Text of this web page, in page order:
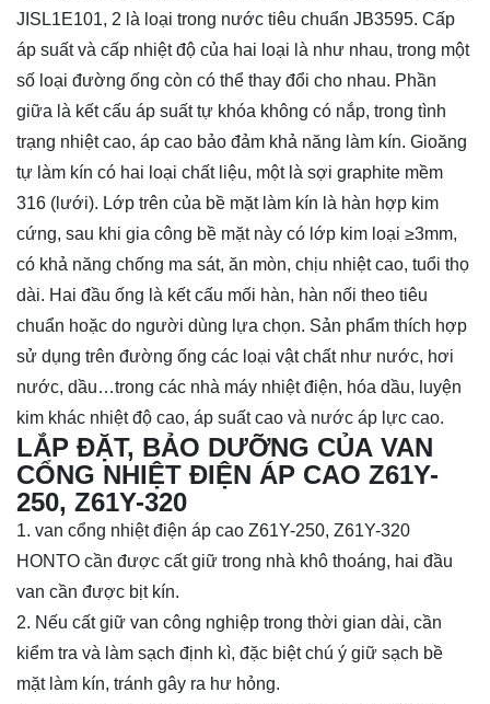
JISL1E101, 2 là loại trong nước tiêu chuẩn JB3595. Cấp
áp suất và cấp nhiệt độ của hai loại là như nhau, trong một
số loại đường ống còn có thể thay đổi cho nhau. Phần
giữa là kết cấu áp suất tự khóa không có nắp, trong tình
trạng nhiệt cao, áp cao bảo đảm khả năng làm kín. Gioăng
tự làm kín có hai loại chất liệu, một là sợi graphite mềm
316 (lưới). Lớp trên của bề mặt làm kín là hàn hợp kim
cứng, sau khi gia công bề mặt này có lớp kim loại ≥3mm,
có khả năng chống ma sát, ăn mòn, chịu nhiệt cao, tuổi thọ
dài. Hai đầu ống là kết cấu mối hàn, hàn nối theo tiêu
chuẩn hoặc do người dùng lựa chọn. Sản phẩm thích hợp
sử dụng trên đường ống các loại vật chất như nước, hơi
nước, dầu…trong các nhà máy nhiệt điện, hóa dầu, luyện
kim khác nhiệt độ cao, áp suất cao và nước áp lực cao.
LẮP ĐẶT, BẢO DƯỠNG CỦA VAN
CỔNG NHIỆT ĐIỆN ÁP CAO Z61Y-
250, Z61Y-320
1. van cổng nhiệt điện áp cao Z61Y-250, Z61Y-320
HONTO cần được cất giữ trong nhà khô thoáng, hai đầu
van cần được bịt kín.
2. Nếu cất giữ van công nghiệp trong thời gian dài, cần
kiểm tra và làm sạch định kì, đặc biệt chú ý giữ sạch bề
mặt làm kín, tránh gây ra hư hỏng.